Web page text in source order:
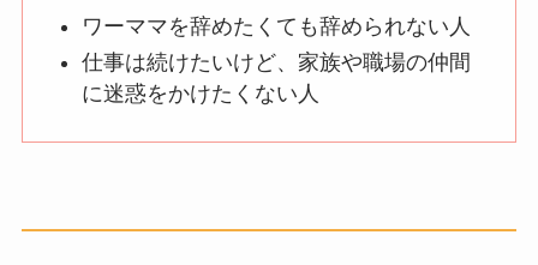
ワーママを辞めたくても辞められない人
仕事は続けたいけど、家族や職場の仲間
に迷惑をかけたくない人